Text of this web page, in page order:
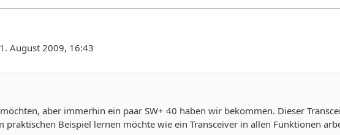
August 2009, 16:43
aber immerhin ein paar SW+ 40 haben wir bekommen. Dieser
praktischen Beispiel lernen möchte wie ein Transceiver in allen Funktionen